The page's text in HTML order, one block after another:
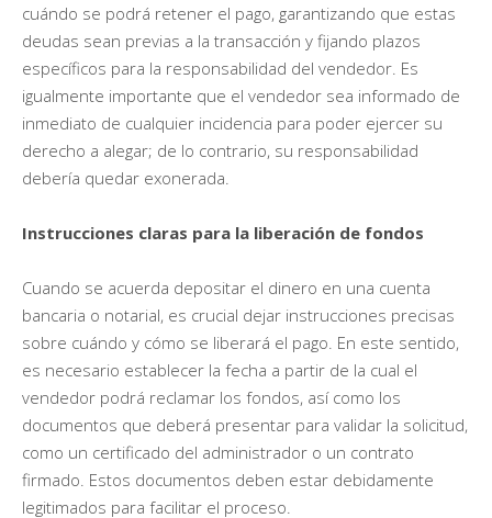
cuándo se podrá retener el pago, garantizando que estas
deudas sean previas a la transacción y fijando plazos
específicos para la responsabilidad del vendedor. Es
igualmente importante que el vendedor sea informado de
inmediato de cualquier incidencia para poder ejercer su
derecho a alegar; de lo contrario, su responsabilidad
debería quedar exonerada.
Instrucciones claras para la liberación de fondos
Cuando se acuerda depositar el dinero en una cuenta
bancaria o notarial, es crucial dejar instrucciones precisas
sobre cuándo y cómo se liberará el pago. En este sentido,
es necesario establecer la fecha a partir de la cual el
vendedor podrá reclamar los fondos, así como los
documentos que deberá presentar para validar la solicitud,
como un certificado del administrador o un contrato
firmado. Estos documentos deben estar debidamente
legitimados para facilitar el proceso.